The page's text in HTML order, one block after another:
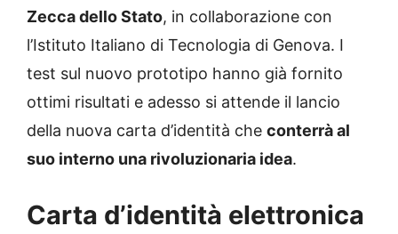
Zecca dello Stato, in collaborazione con
l’Istituto Italiano di Tecnologia di Genova. I
test sul nuovo prototipo hanno già fornito
ottimi risultati e adesso si attende il lancio
della nuova carta d’identità che conterrà al
suo interno una rivoluzionaria idea.
Carta d’identità elettronica